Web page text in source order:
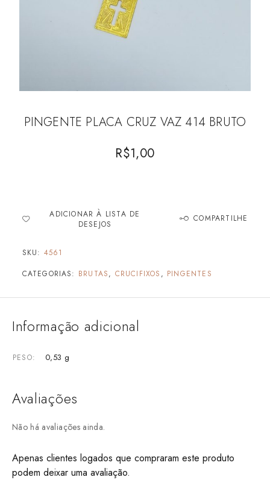
PINGENTE PLACA CRUZ VAZ 414 BRUTO
R$1,00
ADICIONAR À LISTA DE
DESEJOS
COMPARTILHE
SKU: 4561
CATEGORIAS: BRUTAS, CRUCIFIXOS , PINGENTES
Informação adicional
PESO 0,53 g
Avaliações
Não há avaliações ainda.
Apenas clientes logados que compraram este produto
podem deixar uma avaliação.